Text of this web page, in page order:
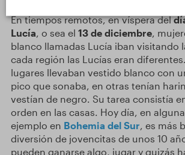
En tiempos remotos, en víspera del
Lucía, o sea el 13 de diciembre,
blanco llamadas Lucía iban visitando
cada región las Lucías eran
lugares llevaban vestido blanco con
pico que sonaba, en otras tenían
vestían de negro. Su tarea consistía
orden en las casas. Hoy día, en
ejemplo en Bohemia del Sur, es más
diversión de jovencitas de unos 10
pueden ganarse algo, jugar y quizás